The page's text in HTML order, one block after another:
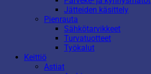
Jätteiden käsittely
Pienrauta
Sähkötarvikkeet
Turvatuotteet
Työkalut
Keittiö
Astiat